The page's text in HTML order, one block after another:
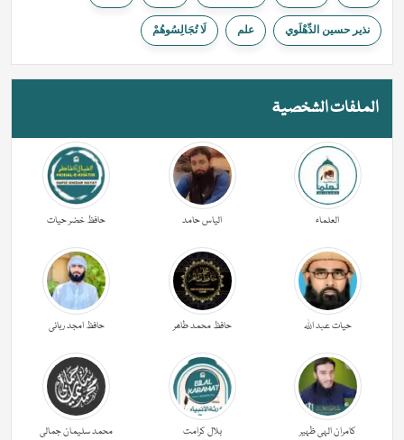
نذير حسين الدِّهْلَوي علم لَا تُجَالِسُوهُمْ
الملفات الشخصية
العلماء الیاس حامد حافظ خضر حیات
حیات عبد اللہ حافظ محمد طاھر حافظ امجد ربانی
کامران الہی ظہیر بلال کرامت محمد سلیمان جمالی